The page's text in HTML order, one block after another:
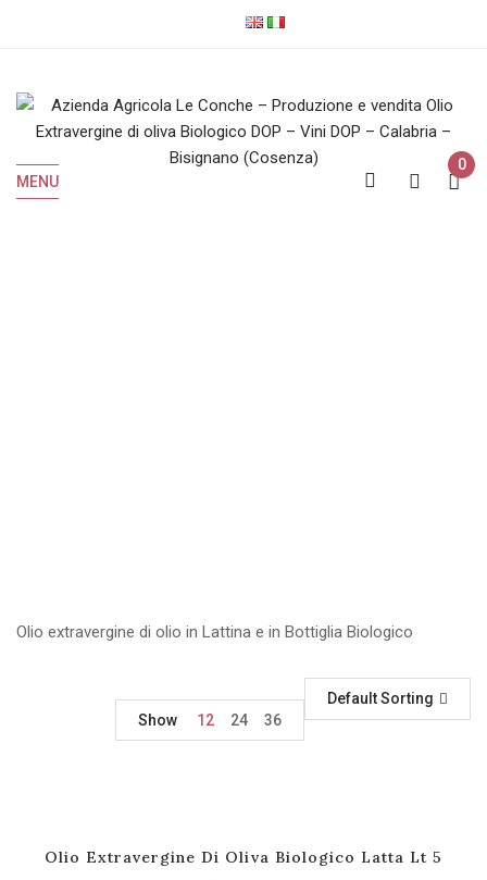
MENU
0
Olio extravergine di olio in Lattina e in Bottiglia Biologico
Default Sorting
Show
12 24 36
Olio Extravergine Di Oliva Biologico Latta Lt 5